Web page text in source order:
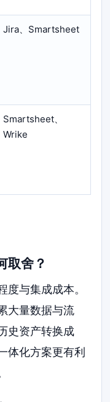
Jira、Smartsheet
Smartsheet、
Wrike
取舍？
度与集成成本。
大量数据与流
史资产转换成
体化方案更有利